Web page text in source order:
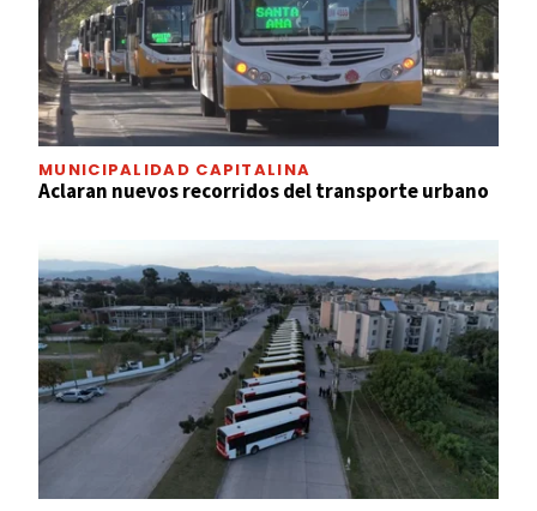
MUNICIPALIDAD CAPITALINA
Aclaran nuevos recorridos del transporte urbano